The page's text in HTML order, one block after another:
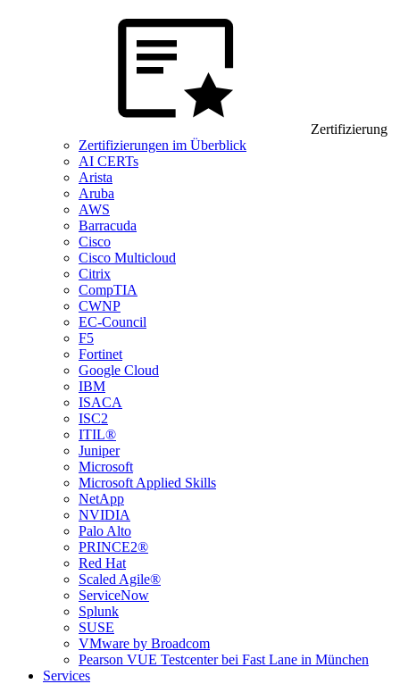
Zertifizierung
Zertifizierungen im Überblick
AI CERTs
Arista
Aruba
AWS
Barracuda
Cisco
Cisco Multicloud
Citrix
CompTIA
CWNP
EC-Council
F5
Fortinet
Google Cloud
IBM
ISACA
ISC2
ITIL®
Juniper
Microsoft
Microsoft Applied Skills
NetApp
NVIDIA
Palo Alto
PRINCE2®
Red Hat
Scaled Agile®
ServiceNow
Splunk
SUSE
VMware by Broadcom
Pearson VUE Testcenter bei Fast Lane in München
Services